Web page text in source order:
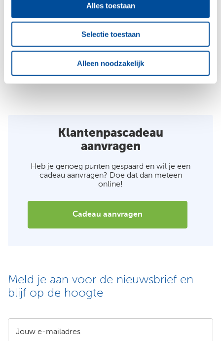
Alles toestaan
Selectie toestaan
Alleen noodzakelijk
op vakantie of gebruik hem in de achtertuin. De
ventilerende 2D mesh bekleding, bekerhouder en
het afneembare kussen helpen je om in de
relaxmodus te komen. Verkrijgbaar in diverse
Klantenpascadeau
aanvragen
Heb je genoeg punten gespaard en wil je een
cadeau aanvragen? Doe dat dan meteen
online!
Cadeau aanvragen
Meld je aan voor de nieuwsbrief en
blijf op de hoogte
Jouw e-mailadres